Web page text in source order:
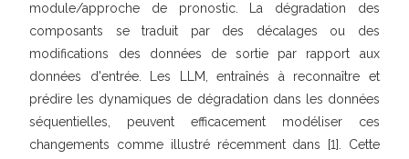
module/approche de pronostic. La dégradation des
composants se traduit par des décalages ou des
modifications des données de sortie par rapport aux
données d'entrée. Les LLM, entraînés à reconnaître et
prédire les dynamiques de dégradation dans les données
séquentielles, peuvent efficacement modéliser ces
changements comme illustré récemment dans [1]. Cette